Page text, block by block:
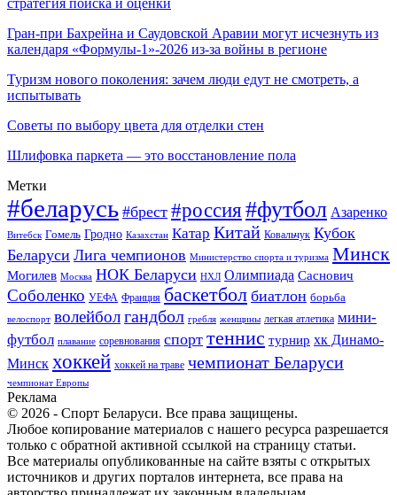
Гран-при Бахрейна и Саудовской Аравии могут исчезнуть из
календаря «Формулы-1»-2026 из-за войны в регионе
Туризм нового поколения: зачем люди едут не смотреть, а
испытывать
Советы по выбору цвета для отделки стен
Шлифовка паркета — это восстановление пола
Метки
#беларусь #брест #россия#футбол Азаренко
Витебск Гомель Гродно Казахстан Катар Китай Ковальчук Кубок
Беларуси Лига чемпионов Министерство спорта и туризма Минск
Могилев Москва НОК Беларуси НХЛ Олимпиада Саснович
Соболенко УЕФА Франция баскетбол биатлон борьба
велоспорт волейболгандбол гребля женщины легкая атлетика мини-
футбол плавание соревнования спорт теннис турнир хк Динамо-
Минск хоккей хоккей на траве чемпионат Беларуси
чемпионат Европы
Реклама
© 2026 - Спорт Беларуси. Все права защищены.
Любое копирование материалов с нашего ресурса разрешается
только с обратной активной ссылкой на страницу статьи.
Все материалы опубликованные на сайте взяты с открытых
источников и других порталов интернета, все права на